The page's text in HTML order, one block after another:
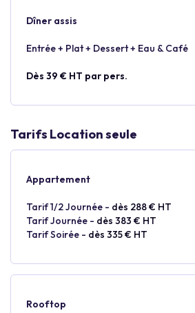
Dîner assis
Entrée + Plat + Dessert + Eau & Café
Dès 39 € HT par pers.
Tarifs Location seule
Appartement
Tarif 1/2 Journée - dès 288 € HT
Tarif Journée - dès 383 € HT
Tarif Soirée - dès 335 € HT
Rooftop